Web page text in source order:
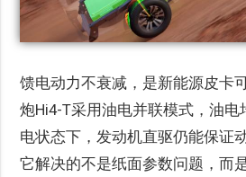
馈电动力不衰减，是新能源皮卡
炮Hi4-T采用油电并联模式，油
电状态下，发动机直驱仍能保证
它解决的不是纸面参数问题，而